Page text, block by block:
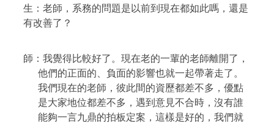
生：老師，系務的問題是以前到現在都如此嗎，還是
有改善了？
師：我覺得比較好了。現在老的一輩的老師離開了，
他們的正面的、負面的影響也就一起帶著走了。
我們現在的老師，彼此間的資歷都差不多，優點
是大家地位都差不多，遇到意見不合時，沒有誰
能夠一言九鼎的拍板定案，這樣是好的，我們就